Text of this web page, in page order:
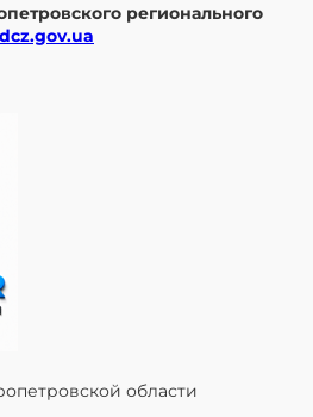
регионального
области